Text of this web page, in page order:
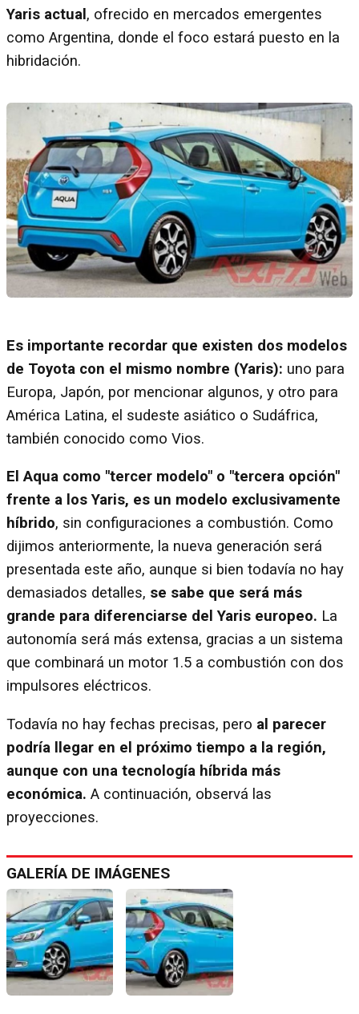
Yaris actual, ofrecido en mercados emergentes
como Argentina, donde el foco estará puesto en la
hibridación.
Es importante recordar que existen dos modelos
de Toyota con el mismo nombre (Yaris): uno para
Europa, Japón, por mencionar algunos, y otro para
América Latina, el sudeste asiático o Sudáfrica,
también conocido como Vios.
El Aqua como "tercer modelo" o "tercera opción"
frente a los Yaris, es un modelo exclusivamente
híbrido, sin configuraciones a combustión. Como
dijimos anteriormente, la nueva generación será
presentada este año, aunque si bien todavía no hay
demasiados detalles, se sabe que será más
grande para diferenciarse del Yaris europeo. La
autonomía será más extensa, gracias a un sistema
que combinará un motor 1.5 a combustión con dos
impulsores eléctricos.
Todavía no hay fechas precisas, pero al parecer
podría llegar en el próximo tiempo a la región,
aunque con una tecnología híbrida más
económica. A continuación, observá las
proyecciones.
GALERÍA DE IMÁGENES